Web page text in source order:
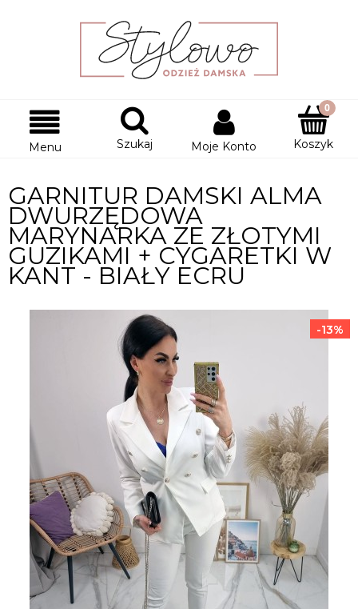
Menu Szukaj Moje Konto Koszyk
GARNITUR DAMSKI ALMA
DWURZĘDOWA
MARYNARKA ZE ZŁOTYMI
GUZIKAMI + CYGARETKI W
KANT - BIAŁY ECRU
-13%